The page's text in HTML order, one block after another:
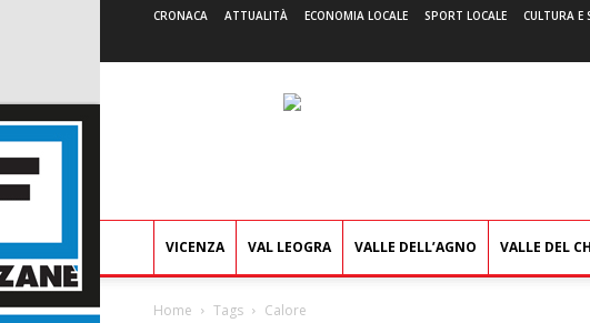
CRONACA ATTUALITÀ ECONOMIA LOCALE SPORT LOCALE CULTURA E
VICENZA VAL LEOGRA VALLE DELL’AGNO VALLE DEL
Home Tags Calore